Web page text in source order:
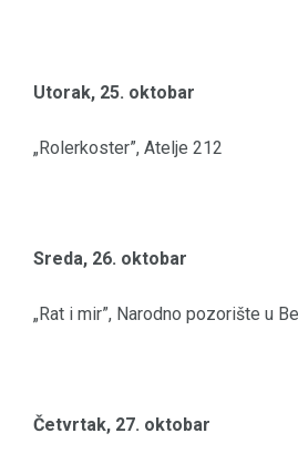
Utorak, 25. oktobar
„Rolerkoster”, Atelje 212
Sreda, 26. oktobar
„Rat i mir”, Narodno pozorište u
Četvrtak, 27. oktobar